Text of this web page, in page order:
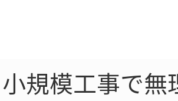
規模工事で